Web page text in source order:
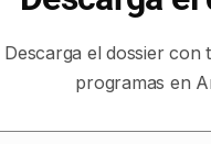
Descarga el dossier
programas en